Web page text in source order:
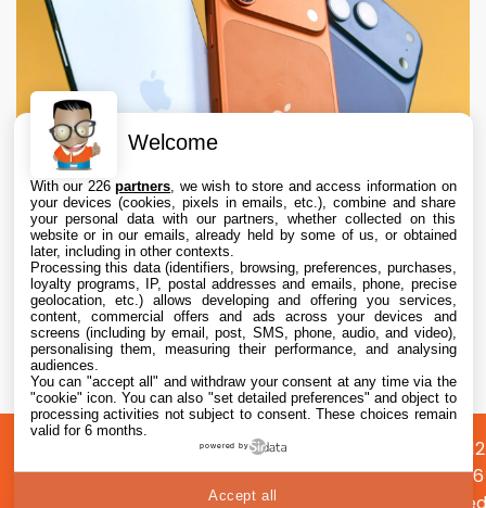
Apple augmente les valeurs de reprise des
iPhone, iPad, Mac et Apple Watch
6 Aug. 2026 • 19:02
propos
Préférences
cookies
Confidentialité
©
2026
Welcome
With our 226partners , we wish to store and access information on
your devices (cookies, pixels in emails, etc.), combine and share
your personal data with our partners, whether collected on this
website or in our emails, already held by some of us, or obtained
later, including in other contexts.
Processing this data (identifiers, browsing, preferences, purchases,
loyalty programs, IP, postal addresses and emails, phone, precise
geolocation, etc.) allows developing and offering you services,
content, commercial offers and ads across your devices and
screens (including by email, post, SMS, phone, audio, and video),
personalising them, measuring their performance, and analysing
audiences.
You can "accept all" and withdraw your consent at any time via the
"cookie" icon. You can also "set detailed preferences" and object to
processing activities not subject to consent. These choices remain
valid for 6 months.
powered by
Accept all